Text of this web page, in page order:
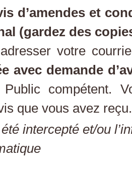
d’amendes et
(gardez des
votre
avec demande
compétent.
que vous avez reçu.
été intercepté et/ou